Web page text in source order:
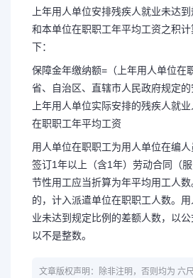
上年用人单位安排残疾人就业未达
和本单位在职职工年平均工资之积
下：
保障金年缴纳额=（上年用人单位在
省、自治区、直辖市人民政府规定
上年用人单位实际安排的残疾人就
在职职工年平均工资
用人单位在职职工为用人单位在编
签订1年以上（含1年）劳动合同（
节性用工应当折算为年平均用工人
的，计入派遣单位在职职工人数。
业未达到规定比例的差额人数，以
以不是整数。
文章版权声明：除非注明，否则均为 六